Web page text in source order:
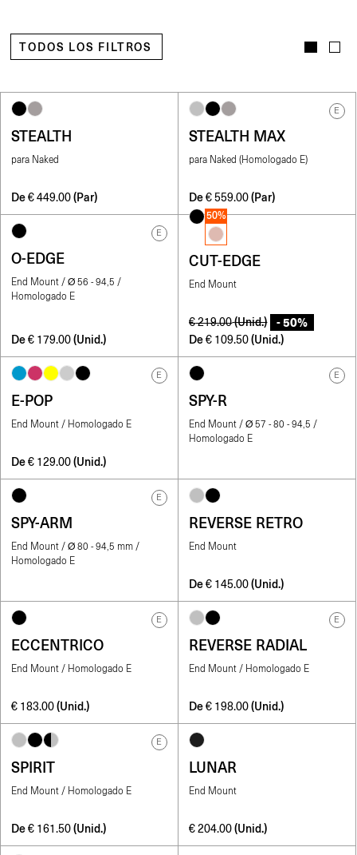
TODOS LOS FILTROS
STEALTH
para Naked
De €449.00 (Par)
E
STEALTH MAX
para Naked (Homologado E)
De €559.00 (Par)
E
O-EDGE
End Mount / Ø 56 - 94,5 /
Homologado E
De € 179.00 (Unid.)
50%
CUT-EDGE
End Mount
€219.00(Unid.) - 50%
De € 109.50 (Unid.)
E
E-POP
End Mount / Homologado E
De € 129.00 (Unid.)
E
SPY-R
End Mount / Ø 57 - 80 - 94,5 /
Homologado E
E
SPY-ARM
End Mount / Ø 80 - 94,5 mm /
Homologado E
REVERSE RETRO
End Mount
De € 145.00 (Unid.)
E
ECCENTRICO
End Mount / Homologado E
€ 183.00 (Unid.)
E
REVERSE RADIAL
End Mount / Homologado E
De € 198.00 (Unid.)
E
SPIRIT
End Mount / Homologado E
De € 161.50 (Unid.)
LUNAR
End Mount
€204.00 (Unid.)